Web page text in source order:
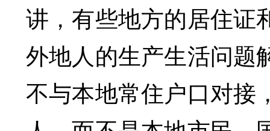
讲，有些地方的居住证
外地人的生产生活问题
不与本地常住户口对接